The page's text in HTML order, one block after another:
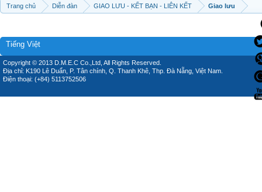
Trang chủ Diễn đàn GIAO LƯU - KẾT BẠN - LIÊN KẾT Giao lưu
Tiếng Việt
Copyright © 2013 D.M.E.C Co.,Ltd, All Rights Reserved.
Địa chỉ: K190 Lê Duẩn, P. Tân chính, Q. Thanh Khê, Thp. Đà Nẵng, Việt Nam.
Điện thoại: (+84) 5113752506